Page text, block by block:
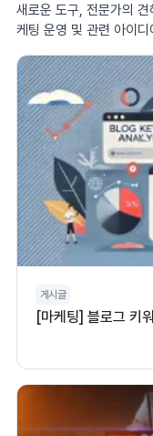
새로운 도구, 전문가의
케팅 운영 및 관련 아이
게시글
[마케팅] 블로그 키